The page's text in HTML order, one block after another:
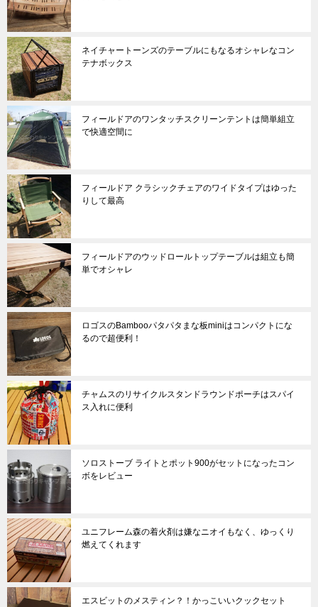
ネイチャートーンズのテーブルにもなるオシャレなコン
テナボックス
フィールドアのワンタッチスクリーンテントは簡単組立
で快適空間に
フィールドア クラシックチェアのワイドタイプはゆった
りして最高
フィールドアのウッドロールトップテーブルは組立も簡
単でオシャレ
ロゴスのBambooパタパタまな板miniはコンパクトにな
るので超便利！
チャムスのリサイクルスタンドラウンドポーチはスパイ
ス入れに便利
ソロストーブ ライトとポット900がセットになったコン
ボをレビュー
ユニフレーム森の着火剤は嫌なニオイもなく、ゆっくり
燃えてくれます
エスビットのメスティン？！かっこいいクックセット